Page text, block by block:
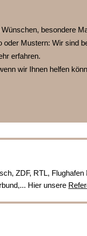
besondere
oder Mustern: Wir sind
erfahren.
wir Ihnen helfen
ZDF, RTL,
Hier unsere